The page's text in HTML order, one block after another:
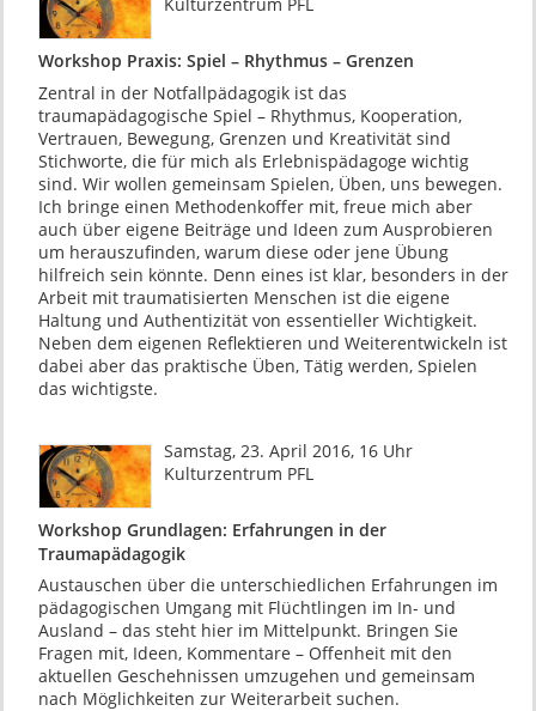
Kulturzentrum PFL
Workshop Praxis: Spiel – Rhythmus – Grenzen
Zentral in der Notfallpädagogik ist das
traumapädagogische Spiel – Rhythmus, Kooperation,
Vertrauen, Bewegung, Grenzen und Kreativität sind
Stichworte, die für mich als Erlebnispädagoge wichtig
sind. Wir wollen gemeinsam Spielen, Üben, uns bewegen.
Ich bringe einen Methodenkoffer mit, freue mich aber
auch über eigene Beiträge und Ideen zum Ausprobieren
um herauszufinden, warum diese oder jene Übung
hilfreich sein könnte. Denn eines ist klar, besonders in der
Arbeit mit traumatisierten Menschen ist die eigene
Haltung und Authentizität von essentieller Wichtigkeit.
Neben dem eigenen Reflektieren und Weiterentwickeln ist
dabei aber das praktische Üben, Tätig werden, Spielen
das wichtigste.
Samstag, 23. April 2016, 16 Uhr
Kulturzentrum PFL
Workshop Grundlagen: Erfahrungen in der
Traumapädagogik
Austauschen über die unterschiedlichen Erfahrungen im
pädagogischen Umgang mit Flüchtlingen im In- und
Ausland – das steht hier im Mittelpunkt. Bringen Sie
Fragen mit, Ideen, Kommentare – Offenheit mit den
aktuellen Geschehnissen umzugehen und gemeinsam
nach Möglichkeiten zur Weiterarbeit suchen.